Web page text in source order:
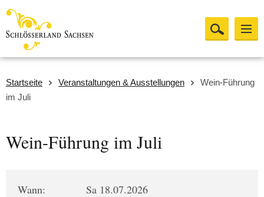
Startseite Veranstaltungen & Ausstellungen
Wein-Führung
im Juli
Wein-Führung im Juli
Wann:
Sa 18.07.2026